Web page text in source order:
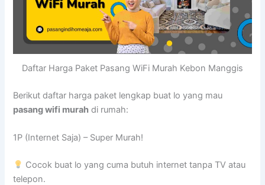
Daftar Harga Paket Pasang WiFi Murah Kebon Manggis
Berikut daftar harga paket lengkap buat lo yang mau
pasang wifi murah di rumah:
1P (Internet Saja) – Super Murah!
Cocok buat lo yang cuma butuh internet tanpa TV atau
telepon.